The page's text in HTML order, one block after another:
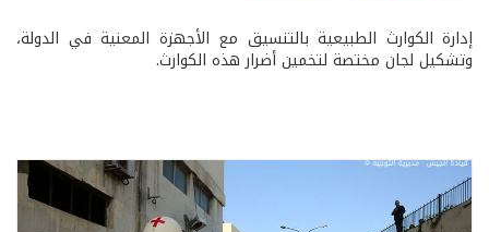
إدارة الكوارث الطبيعية بالتنسيق مع الأجهزة المعنية في الدولة،
وتشكيل لجان مختصة لتخمين أضرار هذه الكوارث.